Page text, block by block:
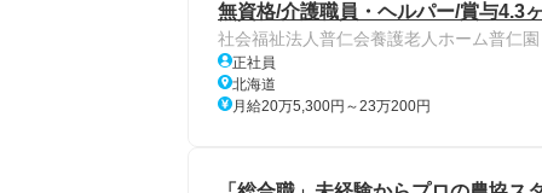
無資格/介護職員・ヘルパー/賞与4.3
社会福祉法人普仁会養護老人ホーム普仁園
正社員
北海道
月給20万5,300円～23万200円